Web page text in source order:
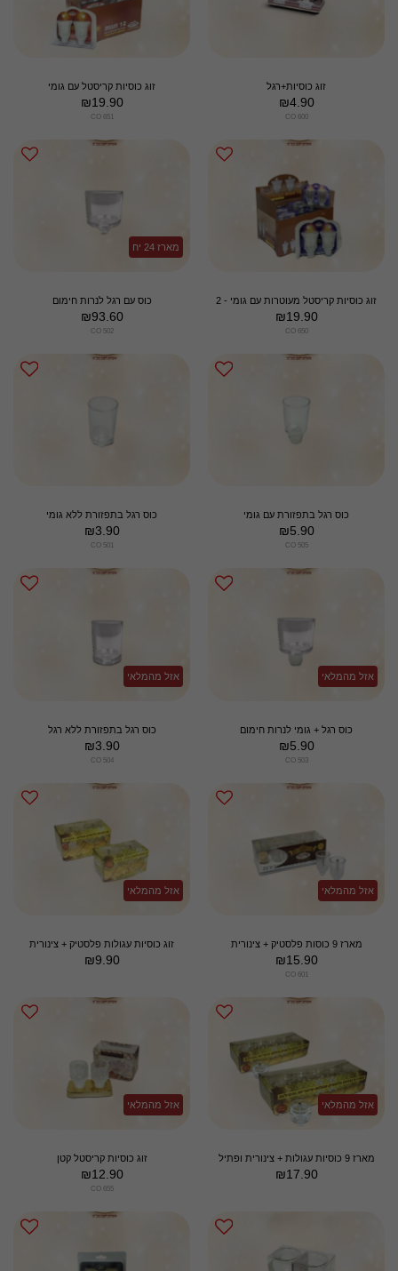
זוג כוסיות+רגל
₪4.90
CO 600
זוג כוסיות קריסטל עם גומי
₪19.90
CO 651
זוג כוסיות קריסטל מעוטרות עם גומי - 2
₪19.90
CO 650
מארז 24 יח
כוס עם רגל לנרות חימום
₪93.60
CO 502
כוס רגל בתפזורת עם גומי
₪5.90
CO 505
כוס רגל בתפזורת ללא גומי
₪3.90
CO 501
אזל מהמלאי
כוס רגל + גומי לנרות חימום
₪5.90
CO 503
אזל מהמלאי
כוס רגל בתפזורת ללא רגל
₪3.90
CO 504
אזל מהמלאי
מארז 9 כוסות פלסטיק + צינורית
₪15.90
CO 601
אזל מהמלאי
זוג כוסיות עגולות פלסטיק + צינורית
₪9.90
אזל מהמלאי
מארז 9 כוסיות עגולות + צינורית ופתיל
₪17.90
אזל מהמלאי
זוג כוסיות קריסטל קטן
₪12.90
CO 655